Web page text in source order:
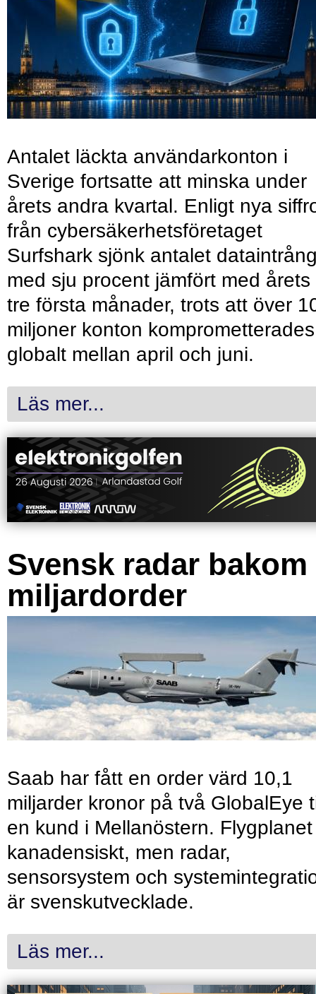
Antalet läckta användarkonton i
Sverige fortsatte att minska under
årets andra kvartal. Enligt nya
från cybersäkerhetsföretaget
Surfshark sjönk antalet
med sju procent jämfört med årets
tre första månader, trots att över
miljoner konton komprometterades
globalt mellan april och juni.
Läs mer...
Svensk radar bakom
miljardorder
Saab har fått en order värd 10,1
miljarder kronor på två GlobalEye
en kund i Mellanöstern.
kanadensiskt, men radar,
sensorsystem och
är svenskutvecklade.
Läs mer...